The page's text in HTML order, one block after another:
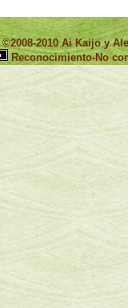
©2008-2010 Ai Kaijo y
Reconocimiento-No